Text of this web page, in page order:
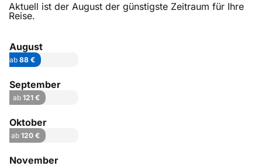
Aktuell ist der August der günstigste Zeitraum für Ihre
Reise.
August
ab 88 €
September
ab121 €
Oktober
ab 120 €
November